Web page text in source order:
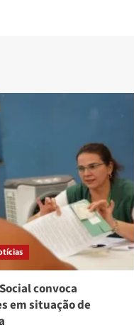
convoca
em situação de